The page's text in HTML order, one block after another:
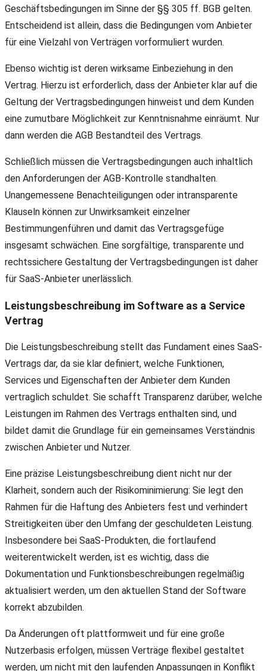
Geschäftsbedingungen im Sinne der §§ 305 ff. BGB gelten.
Entscheidend ist allein, dass die Bedingungen vom Anbieter
für eine Vielzahl von Verträgen vorformuliert wurden.
Ebenso wichtig ist deren wirksame Einbeziehung in den
Vertrag. Hierzu ist erforderlich, dass der Anbieter klar auf die
Geltung der Vertragsbedingungen hinweist und dem Kunden
eine zumutbare Möglichkeit zur Kenntnisnahme einräumt. Nur
dann werden die AGB Bestandteil des Vertrags.
Schließlich müssen die Vertragsbedingungen auch inhaltlich
den Anforderungen der AGB-Kontrolle standhalten.
Unangemessene Benachteiligungen oder intransparente
Klauseln können zur Unwirksamkeit einzelner
Bestimmungenführen und damit das Vertragsgefüge
insgesamt schwächen. Eine sorgfältige, transparente und
rechtssichere Gestaltung der Vertragsbedingungen ist daher
für SaaS-Anbieter unerlässlich.
Leistungsbeschreibung im Software as a Service
Vertrag
Die Leistungsbeschreibung stellt das Fundament eines SaaS-
Vertrags dar, da sie klar definiert, welche Funktionen,
Services und Eigenschaften der Anbieter dem Kunden
vertraglich schuldet. Sie schafft Transparenz darüber, welche
Leistungen im Rahmen des Vertrags enthalten sind, und
bildet damit die Grundlage für ein gemeinsames Verständnis
zwischen Anbieter und Nutzer.
Eine präzise Leistungsbeschreibung dient nicht nur der
Klarheit, sondern auch der Risikominimierung: Sie legt den
Rahmen für die Haftung des Anbieters fest und verhindert
Streitigkeiten über den Umfang der geschuldeten Leistung.
Insbesondere bei SaaS-Produkten, die fortlaufend
weiterentwickelt werden, ist es wichtig, dass die
Dokumentation und Funktionsbeschreibungen regelmäßig
aktualisiert werden, um den aktuellen Stand der Software
korrekt abzubilden.
Da Änderungen oft plattformweit und für eine große
Nutzerbasis erfolgen, müssen Verträge flexibel gestaltet
werden, um nicht mit den laufenden Anpassungen in Konflikt